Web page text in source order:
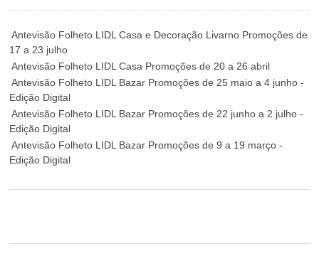
Antevisão Folheto LIDL Casa e Decoração Livarno Promoções de
17 a 23 julho
Antevisão Folheto LIDL Casa Promoções de 20 a 26 abril
Antevisão Folheto LIDL Bazar Promoções de 25 maio a 4 junho -
Edição Digital
Antevisão Folheto LIDL Bazar Promoções de 22 junho a 2 julho -
Edição Digital
Antevisão Folheto LIDL Bazar Promoções de 9 a 19 março -
Edição Digital